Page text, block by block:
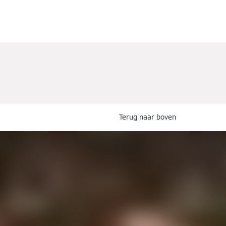
Terug naar boven